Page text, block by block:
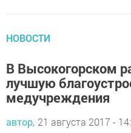
НОВОСТИ
В Высокогорском
лучшую
медучреждения
автор, 21 августа 2017 -